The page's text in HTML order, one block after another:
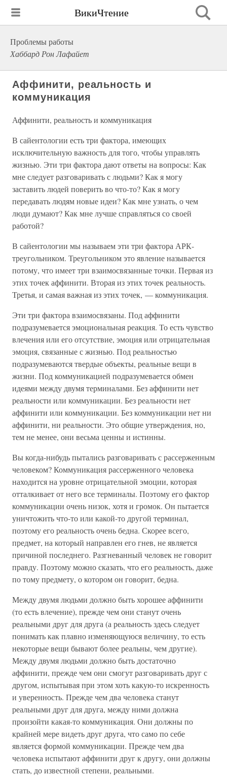
ВикиЧтение
Проблемы работы
Хаббард Рон Лафайет
Аффинити, реальность и
коммуникация
Аффинити, реальность и коммуникация
В сайентологии есть три фактора, имеющих
исключительную важность для того, чтобы управлять
жизнью. Эти три фактора дают ответы на вопросы: Как
мне следует разговаривать с людьми? Как я могу
заставить людей поверить во что-то? Как я могу
передавать людям новые идеи? Как мне узнать, о чем
люди думают? Как мне лучше справляться со своей
работой?
В сайентологии мы называем эти три фактора АРК-
треугольником. Треугольником это явление называется
потому, что имеет три взаимосвязанные точки. Первая из
этих точек аффинити. Вторая из этих точек реальность.
Третья, и самая важная из этих точек, — коммуникация.
Эти три фактора взаимосвязаны. Под аффинити
подразумевается эмоциональная реакция. То есть чувство
влечения или его отсутствие, эмоция или отрицательная
эмоция, связанные с жизнью. Под реальностью
подразумеваются твердые объекты, реальные вещи в
жизни. Под коммуникацией подразумевается обмен
идеями между двумя терминалами. Без аффинити нет
реальности или коммуникации. Без реальности нет
аффинити или коммуникации. Без коммуникации нет ни
аффинити, ни реальности. Это общие утверждения, но,
тем не менее, они весьма ценны и истинны.
Вы когда-нибудь пытались разговаривать с рассерженным
человеком? Коммуникация рассерженного человека
находится на уровне отрицательной эмоции, которая
отталкивает от него все терминалы. Поэтому его фактор
коммуникации очень низок, хотя и громок. Он пытается
уничтожить что-то или какой-то другой терминал,
поэтому его реальность очень бедна. Скорее всего,
предмет, на который направлен его гнев, не является
причиной последнего. Разгневанный человек не говорит
правду. Поэтому можно сказать, что его реальность, даже
по тому предмету, о котором он говорит, бедна.
Между двумя людьми должно быть хорошее аффинити
(то есть влечение), прежде чем они станут очень
реальными друг для друга (а реальность здесь следует
понимать как плавно изменяющуюся величину, то есть
некоторые вещи бывают более реальны, чем другие).
Между двумя людьми должно быть достаточно
аффинити, прежде чем они смогут разговаривать друг с
другом, испытывая при этом хоть какую-то искренность
и уверенность. Прежде чем два человека станут
реальными друг для друга, между ними должна
произойти какая-то коммуникация. Они должны по
крайней мере видеть друг друга, что само по себе
является формой коммуникации. Прежде чем два
человека испытают аффинити друг к другу, они должны
стать, до известной степени, реальными.